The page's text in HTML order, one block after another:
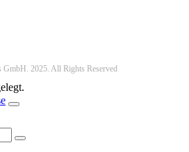
2025. All Rights Reserved